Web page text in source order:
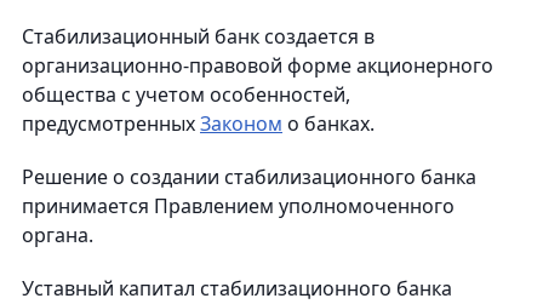
Стабилизационный банк создается в
организационно-правовой форме акционерного
общества с учетом особенностей,
предусмотренныхЗаконом о банках.
Решение о создании стабилизационного банка
принимается Правлением уполномоченного
органа.
Уставный капитал стабилизационного банка